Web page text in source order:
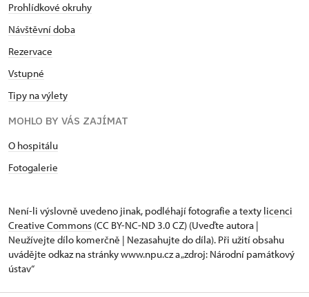
Prohlídkové okruhy
Návštěvní doba
Rezervace
Vstupné
Tipy na výlety
MOHLO BY VÁS ZAJÍMAT
O hospitálu
Fotogalerie
Není-li výslovně uvedeno jinak, podléhají fotografie a texty licenci
Creative Commons (CC BY-NC-ND 3.0 CZ) (Uveďte autora |
Neužívejte dílo komerčně | Nezasahujte do díla). Při užití obsahu
uvádějte odkaz na stránky www.npu.cz a „zdroj: Národní památkový
ústav“